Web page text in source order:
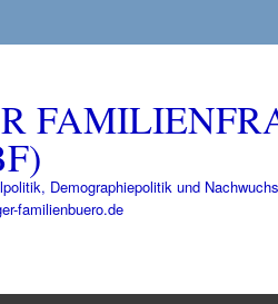
Demographiepolitik und
familienbuero.de